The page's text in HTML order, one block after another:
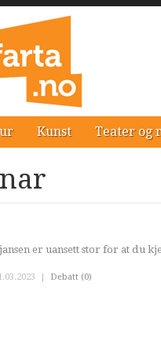
Kunst Teater og
er uansett stor for at du
| Debatt (0)